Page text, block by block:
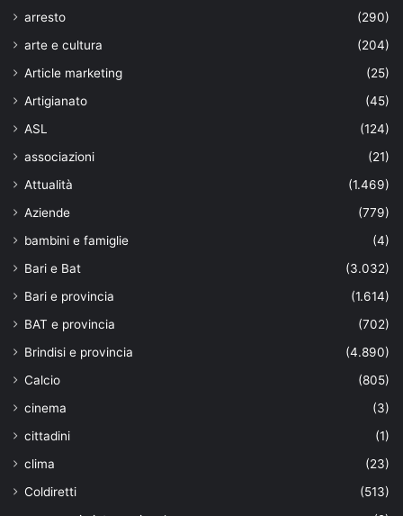
arresto
(290)
arte e cultura
(204)
Article marketing
(25)
Artigianato
(45)
ASL
(124)
associazioni
(21)
Attualità
(1.469)
Aziende
(779)
bambini e famiglie
(4)
Bari e Bat
(3.032)
Bari e provincia
(1.614)
BAT e provincia
(702)
Brindisi e provincia
(4.890)
Calcio
(805)
cinema
(3)
cittadini
(1)
clima
(23)
Coldiretti
(513)